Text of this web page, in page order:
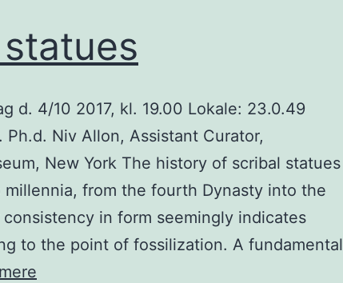
d. 4/10 2017, kl. 19.00 Lokale: 23.0.49
Ph.d. Niv Allon, Assistant Curator,
New York The history of scribal statues
millennia, from the fourth Dynasty into the
in form seemingly indicates
to the point of fossilization. A fundamental